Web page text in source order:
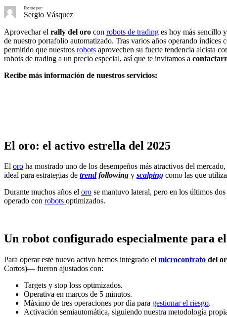
Escrito por:
Sergio Vásquez
Aprovechar el rally del oro con robots de trading es hoy más sencillo
de nuestro portafolio automatizado. Tras varios años operando índices
permitido que nuestros robots aprovechen su fuerte tendencia alcista
robots de trading a un precio especial, así que te invitamos a
Recibe más información de nuestros servicios:
El oro: el activo estrella del 2025
El oro ha mostrado uno de los desempeños más atractivos del
ideal para estrategias de trendfollowing y scalping como las que
Durante muchos años el oro se mantuvo lateral, pero en los últimos
operado con robots optimizados.
Un robot configurado especialmente para
Para operar este nuevo activo hemos integrado el microcontrato del
Cortos)— fueron ajustados con:
Targets y stop loss optimizados.
Operativa en marcos de 5 minutos.
Máximo de tres operaciones por día para gestionar el riesgo.
Activación semiautomática, siguiendo nuestra metodología